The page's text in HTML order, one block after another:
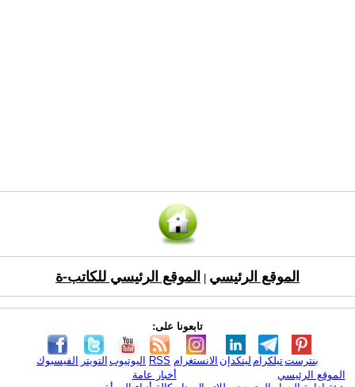
الموقع الرئيسي الموقع الرئيسي للكاتب-ة
تابعونا على:
الفيسبوك التويتر اليوتيوب RSS الانستغرام لينكدإن تيلكرامبنترست
الموقع الرئيسي
أخبار عامة